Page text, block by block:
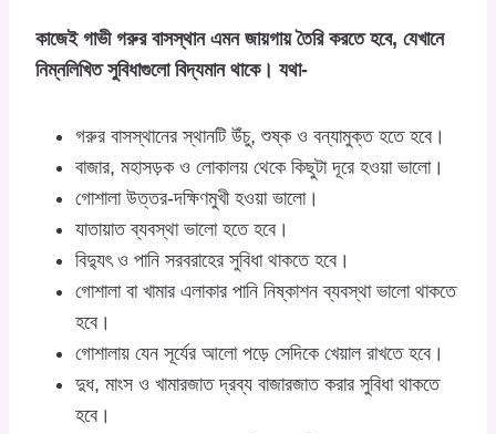
কাজেই গাভী গরুর বাসস্থান এমন জায়গায় তৈরি করতে হবে, যেখানে
নিম্নলিখিত সুবিধাগুলো বিদ্যমান থাকে। যথা-
গরুর বাসস্থানের স্থানটি উঁচু, শুষ্ক ও বন্যামুক্ত হতে হবে।
বাজার, মহাসড়ক ও লোকালয় থেকে কিছুটা দূরে হওয়া ভালো।
গোশালা উত্তর-দক্ষিণমুখী হওয়া ভালো।
যাতায়াত ব্যবস্থা ভালো হতে হবে।
বিদ্যুৎ ও পানি সরবরাহের সুবিধা থাকতে হবে।
গোশালা বা খামার এলাকার পানি নিষ্কাশন ব্যবস্থা ভালো থাকতে
হবে।
গোশালায় যেন সূর্যের আলো পড়ে সেদিকে খেয়াল রাখতে হবে।
দুধ, মাংস ও খামারজাত দ্রব্য বাজারজাত করার সুবিধা থাকতে
হবে।